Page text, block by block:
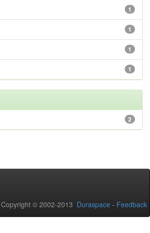
1
1
1
1
2
Copyright © 2002-2013 Duraspace - Feedback